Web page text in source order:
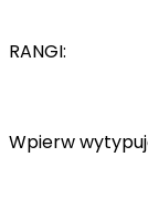
RANGI:
Wpierw